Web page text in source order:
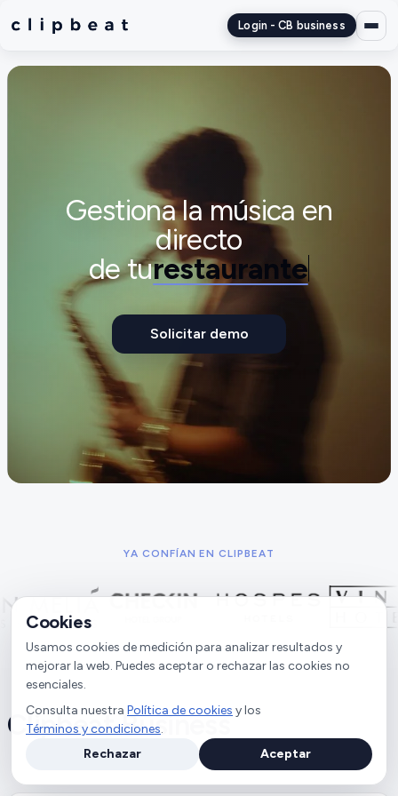
Login - CB business
Gestiona la música en
directo
de turestaurante
Solicitar demo
YA CONFÍAN EN CLIPBEAT
Clipbeat Business
Cookies
Usamos cookies de medición para analizar resultados y
mejorar la web. Puedes aceptar o rechazar las cookies no
esenciales.
Consulta nuestra Política de cookies y los
Términos y condiciones.
Rechazar
Aceptar